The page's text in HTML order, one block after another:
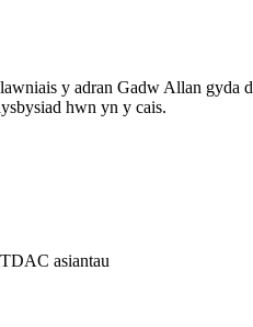
y adran Gadw Allan
hwn yn y cais.
asiantau